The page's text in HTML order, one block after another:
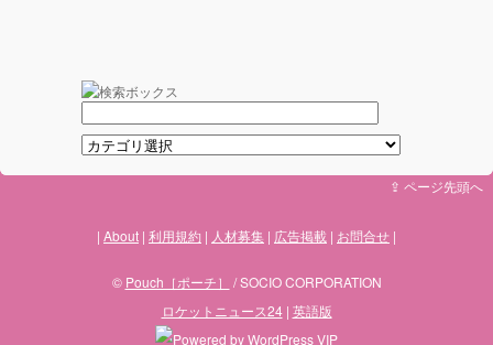
⇪ ページ先頭へ
About 利用規約 人材募集 広告掲載 お問合せ
© Pouch［ポーチ］
/ SOCIO CORPORATION
ロケットニュース24| 英語版